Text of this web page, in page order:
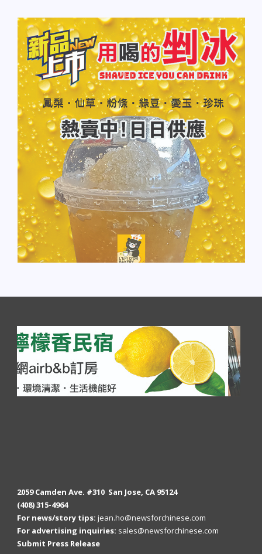
2059 Camden Ave. #310 San Jose, CA 95124
(408) 315-4964
For news/story tips: jean.ho@newsforchinese.com
For advertising inquiries: sales@newsforchinese.com
Submit Press Release